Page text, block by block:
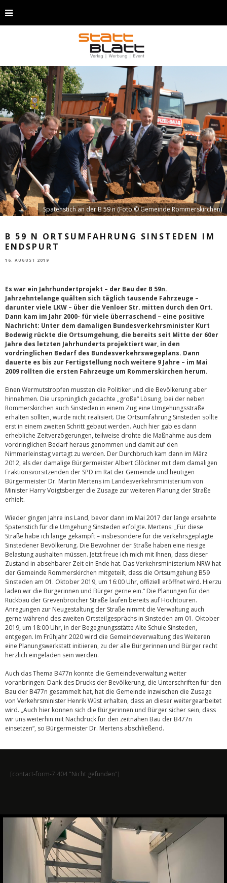
Spatenstich an der B 59 n (Foto © Gemeinde Rommerskirchen)
B 59 N ORTSUMFAHRUNG SINSTEDEN IM
ENDSPURT
16. AUGUST 2019
Es war ein Jahrhundertprojekt – der Bau der B 59n.
Jahrzehntelange quälten sich täglich tausende Fahrzeuge –
darunter viele LKW – über die Venloer Str. mitten durch den Ort.
Dann kam im Jahr 2000- für viele überraschend – eine positive
Nachricht: Unter dem damaligen Bundesverkehrsminister Kurt
Bodewig rückte die Ortsumgehung, die bereits seit Mitte der 60er
Jahre des letzten Jahrhunderts projektiert war, in den
vordringlichen Bedarf des Bundesverkehrswegeplans. Dann
dauerte es bis zur Fertigstellung noch weitere 9 Jahre – im Mai
2009 rollten die ersten Fahrzeuge um Rommerskirchen herum.
Einen Wermutstropfen mussten die Politiker und die Bevölkerung aber
hinnehmen. Die ursprünglich gedachte „große“ Lösung, bei der neben
Rommerskirchen auch Sinsteden in einem Zug eine Umgehungsstraße
erhalten sollten, wurde nicht realisiert. Die Ortsumfahrung Sinsteden sollte
erst in einem zweiten Schritt gebaut werden. Auch hier gab es dann
erhebliche Zeitverzögerungen, teilweise drohte die Maßnahme aus dem
vordringlichen Bedarf heraus genommen und damit auf den
Nimmerleinstag vertagt zu werden. Der Durchbruch kam dann im März
2012, als der damalige Bürgermeister Albert Glöckner mit dem damaligen
Fraktionsvorsitzenden der SPD im Rat der Gemeinde und heutigen
Bürgermeister Dr. Martin Mertens im Landesverkehrsministerium von
Minister Harry Voigtsberger die Zusage zur weiteren Planung der Straße
erhielt.
Wieder gingen Jahre ins Land, bevor dann im Mai 2017 der lange ersehnte
Spatenstich für die Umgehung Sinsteden erfolgte. Mertens: „Für diese
Straße habe ich lange gekämpft – insbesondere für die verkehrsgeplagte
Sinstedener Bevölkerung. Die Bewohner der Straße haben eine riesige
Belastung aushalten müssen. Jetzt freue ich mich mit Ihnen, dass dieser
Zustand in absehbarer Zeit ein Ende hat. Das Verkehrsministerium NRW hat
der Gemeinde Rommerskirchen mitgeteilt, dass die Ortsumgehung B59
Sinsteden am 01. Oktober 2019, um 16:00 Uhr, offiziell eröffnet wird. Hierzu
laden wir die Bürgerinnen und Bürger gerne ein.“ Die Planungen für den
Rückbau der Grevenbroicher Straße laufen bereits auf Hochtouren.
Anregungen zur Neugestaltung der Straße nimmt die Verwaltung auch
gerne während des zweiten Ortsteilgesprächs in Sinsteden am 01. Oktober
2019, um 18:00 Uhr, in der Begegnungsstätte Alte Schule Sinsteden,
entgegen. Im Frühjahr 2020 wird die Gemeindeverwaltung des Weiteren
eine Planungswerkstatt initiieren, zu der alle Bürgerinnen und Bürger recht
herzlich eingeladen sein werden.
Auch das Thema B477n konnte die Gemeindeverwaltung weiter
voranbringen: Dank des Drucks der Bevölkerung, die Unterschriften für den
Bau der B477n gesammelt hat, hat die Gemeinde inzwischen die Zusage
von Verkehrsminister Henrik Wüst erhalten, dass an dieser weitergearbeitet
wird. „Auch hier können sich die Bürgerinnen und Bürger sicher sein, dass
wir uns weiterhin mit Nachdruck für den zeitnahen Bau der B477n
einsetzen“, so Bürgermeister Dr. Mertens abschließend.
[contact-form-7 404 "Nicht gefunden"]